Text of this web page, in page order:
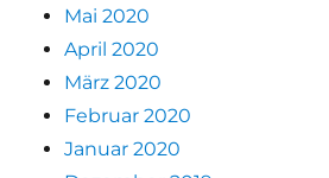
Mai 2020
April 2020
März 2020
Februar 2020
Januar 2020